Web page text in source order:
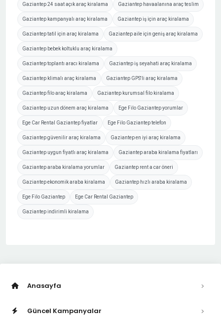
Gaziantep 24 saat açık araç kiralama Gaziantep havaalanına araç teslim
Gaziantep kampanyalı araç kiralama Gaziantep iş için araç kiralama
Gaziantep tatil için araç kiralama Gaziantep aile için geniş araç kiralama
Gaziantep bebek koltuklu araç kiralama
Gaziantep toplantı aracı kiralama Gaziantep iş seyahati araç kiralama
Gaziantep klimalı araç kiralama Gaziantep GPS'li araç kiralama
Gaziantep filo araç kiralama Gaziantep kurumsal filo kiralama
Gaziantep uzun dönem araç kiralama Ege Filo Gaziantep yorumlar
Ege Car Rental Gaziantep fiyatlar Ege Filo Gaziantep telefon
Gaziantep güvenilir araç kiralama Gaziantep en iyi araç kiralama
Gaziantep uygun fiyatlı araç kiralama Gaziantep araba kiralama fiyatları
Gaziantep araba kiralama yorumlar Gaziantep rent a car öneri
Gaziantep ekonomik araba kiralama Gaziantep hızlı araba kiralama
Ege Filo Gaziantep Ege Car Rental Gaziantep
Gaziantep indirimli kiralama
Anasayfa
Güncel Kampanyalar